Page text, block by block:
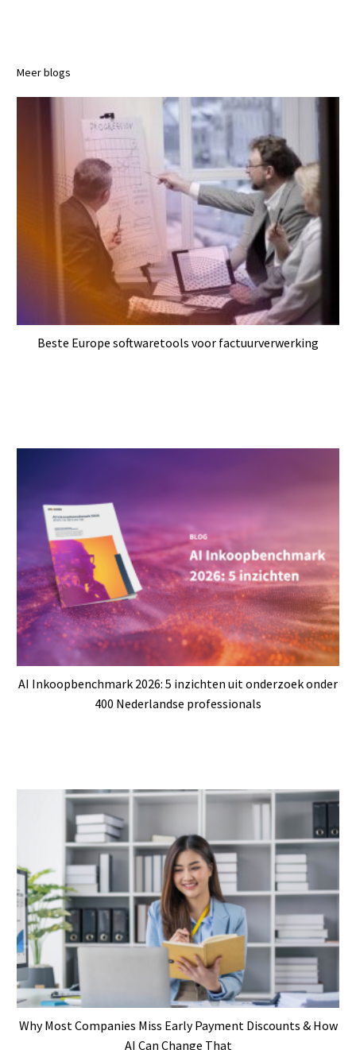
Meer blogs
Beste Europe softwaretools voor factuurverwerking
AI Inkoopbenchmark 2026: 5 inzichten uit onderzoek onder
400 Nederlandse professionals
Why Most Companies Miss Early Payment Discounts & How
AI Can Change That